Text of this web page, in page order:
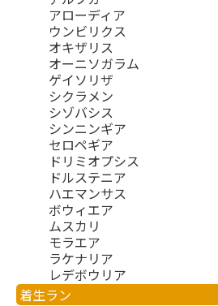
アローディア
ウンビリクス
オキザリス
オーニソガラム
ゲイソリザ
シクラメン
シゾバシス
シンニンギア
セロペギア
ドリミオプシス
ドルステニア
ハエマンサス
ボウィエア
ムスカリ
モラエア
ラケナリア
レデボウリア
着生ラン